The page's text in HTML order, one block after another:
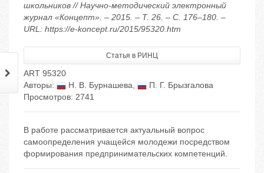
школьников // Научно-методический электронный
журнал «Концепт». – 2015. – Т. 26. – С. 176–180. –
URL: https://e-koncept.ru/2015/95320.htm
Статья в РИНЦ
ART 95320
Авторы:
Н. В. Бурнашева,
П. Г. Брызгалова
Просмотров: 2741
В работе рассматривается актуальный вопрос
самоопределения учащейся молодежи посредством
формирования предпринимательских компетенций.